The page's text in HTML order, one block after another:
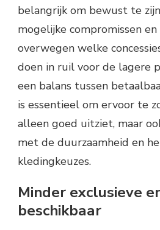
belangrijk om bewust te
mogelijke compromissen
overwegen welke
doen in ruil voor de lagere
een balans tussen
is essentieel om ervoor te
alleen goed uitziet, maar
met de duurzaamheid en
kledingkeuzes.
Minder exclusieve
beschikbaar